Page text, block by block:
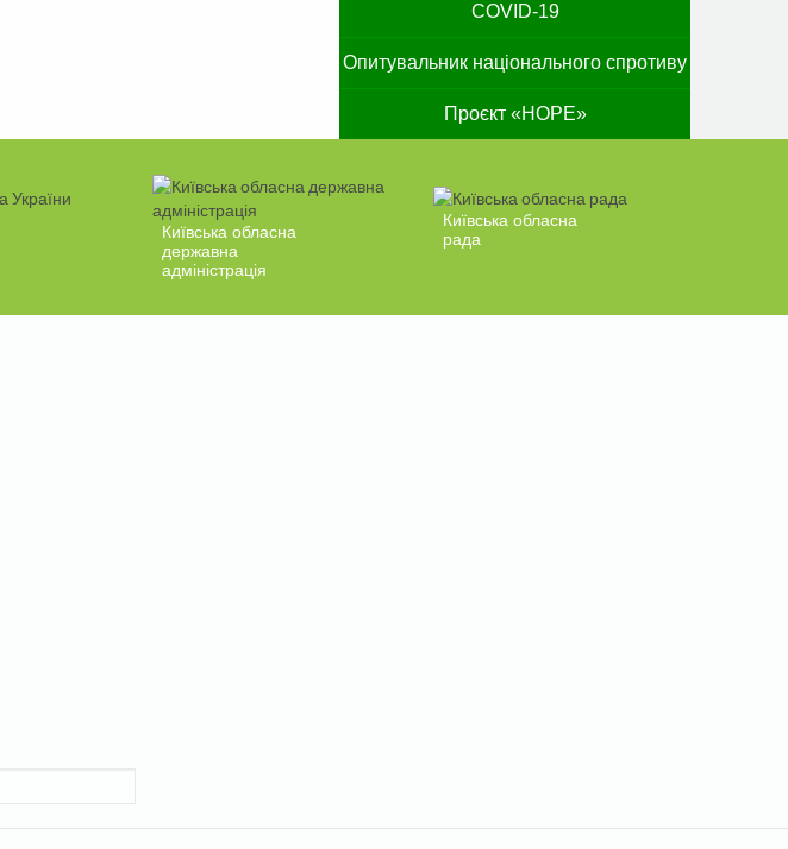
COVID-19
Опитувальник національного спротиву
Проєкт «HOPE»
Київська обласна
державна
адміністрація
Київська обласна
рада